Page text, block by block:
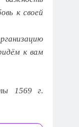
к своей
к вам
1569 г.